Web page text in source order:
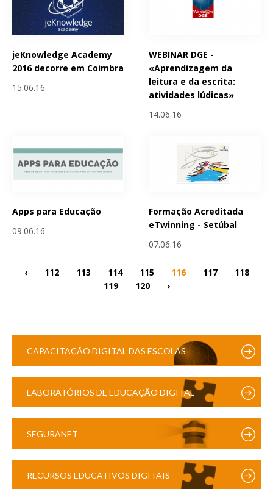
jeKnowledge Academy
2016 decorre em Coimbra
15.06.16
WEBINAR DGE -
«Aprendizagem da
leitura e da escrita:
atividades lúdicas»
14.06.16
Apps para Educação
09.06.16
Formação Acreditada
eTwinning - Setúbal
07.06.16
‹ 112 113 114 115 116 117
118
119
120 ›
CAPACITAÇÃO DIGITAL DAS ESCOLAS
LABORATÓRIOS DE EDUCAÇÃO DIGITAL
SEGURANET
RECURSOS EDUCATIVOS DIGITAIS